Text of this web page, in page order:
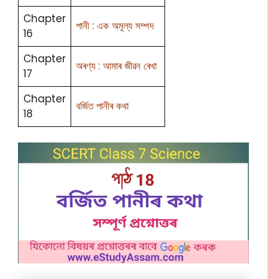
Chapter
16
পানী : এক অমূল্য সম্পদ
Chapter
17
অৰণ্য : আমাৰ জীৱন ৰেখা
Chapter
18
বৰ্জিত পানীৰ কথা